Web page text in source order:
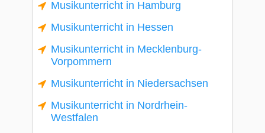
Musikunterricht in Hamburg
Musikunterricht in Hessen
Musikunterricht in Mecklenburg-
Vorpommern
Musikunterricht in Niedersachsen
Musikunterricht in Nordrhein-
Westfalen